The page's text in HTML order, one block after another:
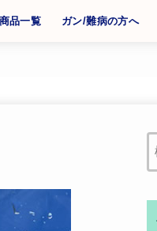
品一覧 ガン/難病の方へ